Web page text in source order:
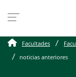
Facultades
noticias anteriores